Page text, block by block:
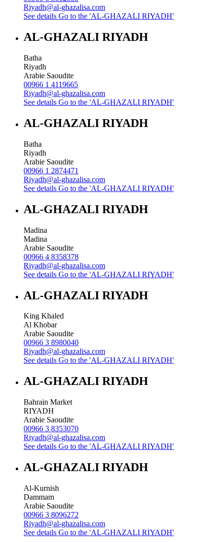
Riyadh@al-ghazalisa.com
See details Go to the 'AL-GHAZALI RIYADH'
AL-GHAZALI RIYADH
Batha
Riyadh
Arabie Saoudite
00966 1 4119665
Riyadh@al-ghazalisa.com
See details Go to the 'AL-GHAZALI RIYADH'
AL-GHAZALI RIYADH
Batha
Riyadh
Arabie Saoudite
00966 1 2874471
Riyadh@al-ghazalisa.com
See details Go to the 'AL-GHAZALI RIYADH'
AL-GHAZALI RIYADH
Madina
Madina
Arabie Saoudite
00966 4 8358378
Riyadh@al-ghazalisa.com
See details Go to the 'AL-GHAZALI RIYADH'
AL-GHAZALI RIYADH
King Khaled
Al Khobar
Arabie Saoudite
00966 3 8980040
Riyadh@al-ghazalisa.com
See details Go to the 'AL-GHAZALI RIYADH'
AL-GHAZALI RIYADH
Bahrain Market
RIYADH
Arabie Saoudite
00966 3 8353070
Riyadh@al-ghazalisa.com
See details Go to the 'AL-GHAZALI RIYADH'
AL-GHAZALI RIYADH
Al-Kurnish
Dammam
Arabie Saoudite
00966 3 8096272
Riyadh@al-ghazalisa.com
See details Go to the 'AL-GHAZALI RIYADH'